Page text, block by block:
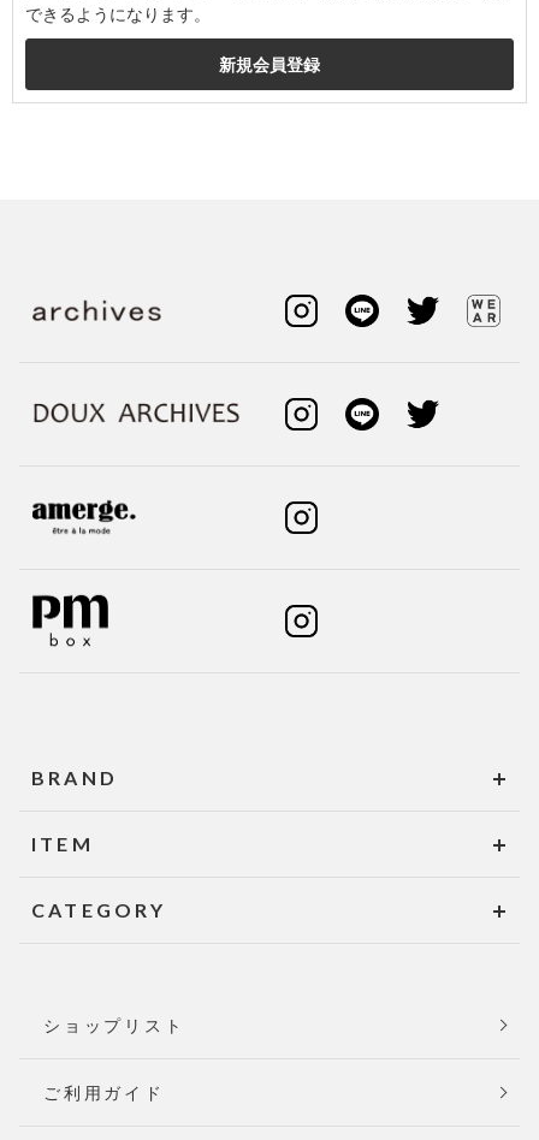
できるようになります。
BRAND
ITEM
CATEGORY
ショップリスト
ご利用ガイド